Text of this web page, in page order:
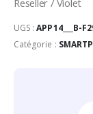
Reseller / Violet
UGS :APP14___B-
Catégorie :